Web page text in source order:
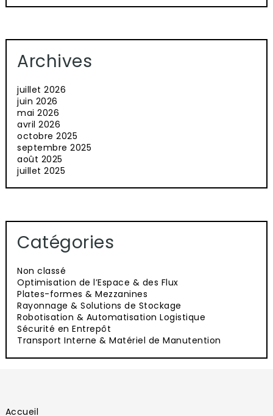
Archives
juillet 2026
juin 2026
mai 2026
avril 2026
octobre 2025
septembre 2025
août 2025
juillet 2025
Catégories
Non classé
Optimisation de l’Espace & des Flux
Plates-formes & Mezzanines
Rayonnage & Solutions de Stockage
Robotisation & Automatisation Logistique
Sécurité en Entrepôt
Transport Interne & Matériel de Manutention
Accueil